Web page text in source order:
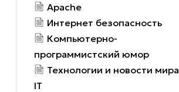
Apache
Интернет безопасность
Компьютерно-
программистский юмор
Технологии и новости мира
IT